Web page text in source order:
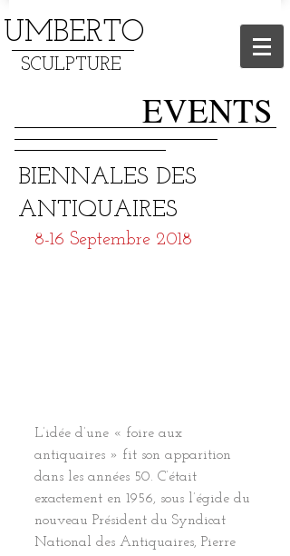
UMBERTO
SCULPTURE
EVENTS
BIENNALES DES
ANTIQUAIRES
8-16 Septembre 2018
L’idée d’une « foire aux
antiquaires » fit son apparition
dans les années 50. C’était
exactement en 1956, sous l’égide du
nouveau Président du Syndicat
National des Antiquaires, Pierre